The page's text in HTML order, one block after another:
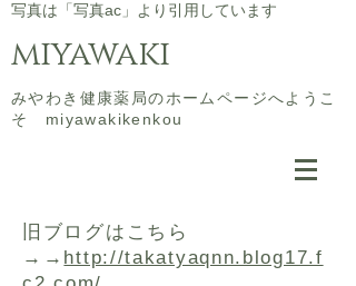
​写真は「写真ac」より引用しています
miyawaki
​みやわき健康薬局のホームページへようこ
そ miyawakikenkou
​旧ブログはこちら
→→ http://takatyaqnn.blog17.f